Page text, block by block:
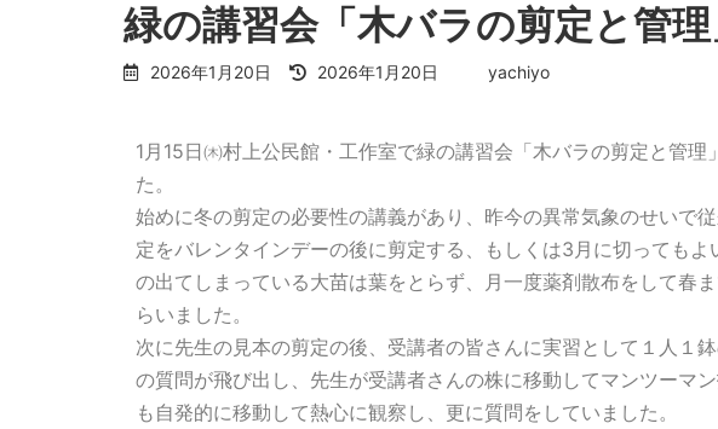
緑の講習会「木バラの剪定と管理
2026年1月20日 2026年1月20日 yachiyo
1月15日㈭村上公民館・工作室で緑の講習会「木バラの剪定と管
た。
始めに冬の剪定の必要性の講義があり、昨今の異常気象のせいで
定をバレンタインデーの後に剪定する、もしくは3月に切っても
の出てしまっている大苗は葉をとらず、月一度薬剤散布をして春
らいました。
次に先生の見本の剪定の後、受講者の皆さんに実習として１人１
の質問が飛び出し、先生が受講者さんの株に移動してマンツーマ
も自発的に移動して熱心に観察し、更に質問をしていました。